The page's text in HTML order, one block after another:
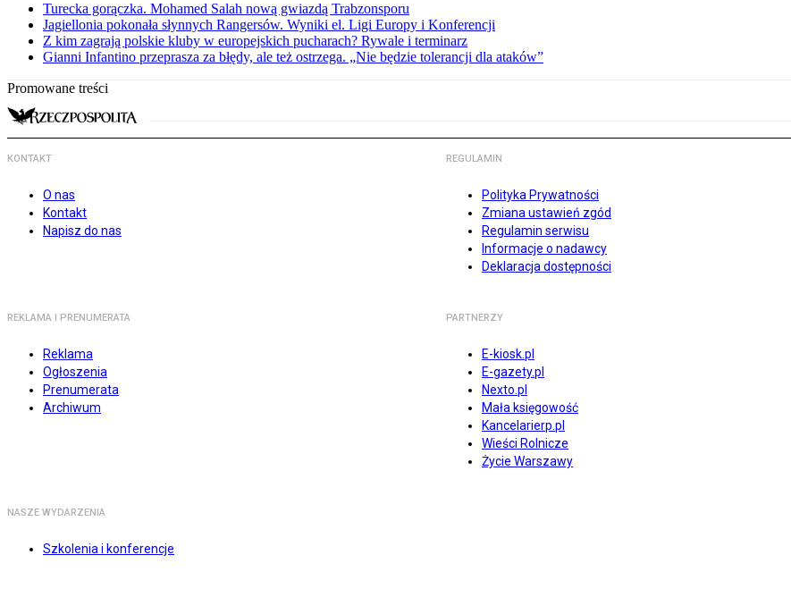
Turecka gorączka. Mohamed Salah nową gwiazdą Trabzonsporu
Jagiellonia pokonała słynnych Rangersów. Wyniki el. Ligi Europy i Konferencji
Z kim zagrają polskie kluby w europejskich pucharach? Rywale i terminarz
Gianni Infantino przeprasza za błędy, ale też ostrzega. „Nie będzie tolerancji dla ataków”
Promowane treści
KONTAKT
O nas
Kontakt
Napisz do nas
REGULAMIN
Polityka Prywatności
Zmiana ustawień zgód
Regulamin serwisu
Informacje o nadawcy
Deklaracja dostępności
REKLAMA I PRENUMERATA
Reklama
Ogłoszenia
Prenumerata
Archiwum
PARTNERZY
E-kiosk.pl
E-gazety.pl
Nexto.pl
Mała księgowość
Kancelarierp.pl
Wieści Rolnicze
Życie Warszawy
NASZE WYDARZENIA
Szkolenia i konferencje